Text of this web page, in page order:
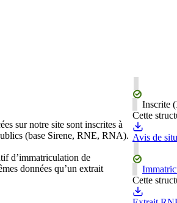
sur notre site sont inscrites à
(base Sirene, RNE, RNA).
d’immatriculation de
données qu’un extrait
Inscrite
Cette
Avis de
Cette